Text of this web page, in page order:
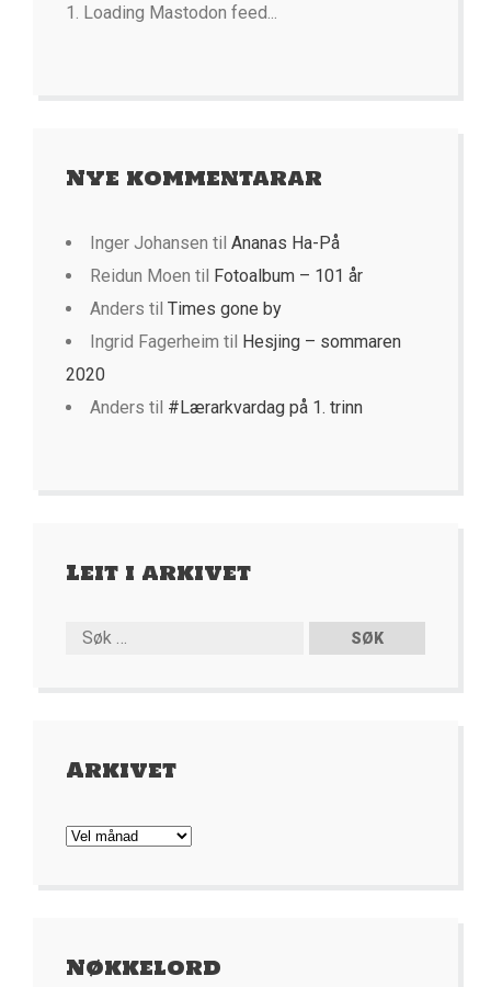
Loading Mastodon feed...
Nye kommentarar
Inger Johansen til Ananas Ha-På
Reidun Moen til Fotoalbum – 101 år
Anders til Times gone by
Ingrid Fagerheim til Hesjing – sommaren
2020
Anders til #Lærarkvardag på 1. trinn
Leit i arkivet
Arkivet
Arkivet
Nøkkelord